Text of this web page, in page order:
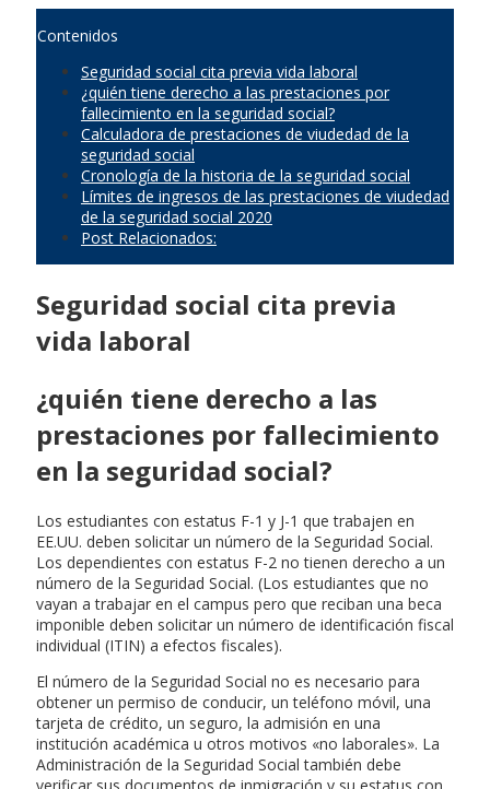
Contenidos
Seguridad social cita previa vida laboral
¿quién tiene derecho a las prestaciones por
fallecimiento en la seguridad social?
Calculadora de prestaciones de viudedad de la
seguridad social
Cronología de la historia de la seguridad social
Límites de ingresos de las prestaciones de viudedad
de la seguridad social 2020
Post Relacionados:
Seguridad social cita previa
vida laboral
¿quién tiene derecho a las
prestaciones por fallecimiento
en la seguridad social?
Los estudiantes con estatus F-1 y J-1 que trabajen en
EE.UU. deben solicitar un número de la Seguridad Social.
Los dependientes con estatus F-2 no tienen derecho a un
número de la Seguridad Social. (Los estudiantes que no
vayan a trabajar en el campus pero que reciban una beca
imponible deben solicitar un número de identificación fiscal
individual (ITIN) a efectos fiscales).
El número de la Seguridad Social no es necesario para
obtener un permiso de conducir, un teléfono móvil, una
tarjeta de crédito, un seguro, la admisión en una
institución académica u otros motivos «no laborales». La
Administración de la Seguridad Social también debe